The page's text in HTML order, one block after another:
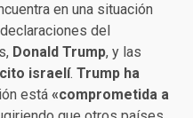
en una situación
del
Donald Trump, y las
israelí. Trump ha
está «comprometida a